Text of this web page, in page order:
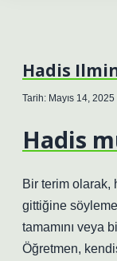
Hadis
Tarih: Mayıs 14, 2025
Hadis
Bir terim olarak,
gittiğine
tamamını veya
Öğretmen,